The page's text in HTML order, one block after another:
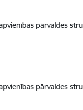
pārvaldes
pārvaldes